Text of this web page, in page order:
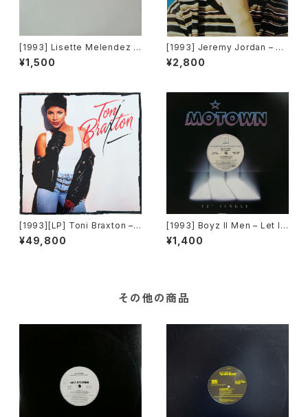
[1993] Lisette Melendez –
Will You Ever Save Me [Ch
aos Recordings][PROMO]
¥1,500
[1993] Jeremy Jordan – W
annagirl [Giant Records]
¥2,800
[1993][LP] Toni Braxton –
Toni Braxton [LaFace Reco
rds]
¥49,800
[1993] Boyz II Men – Let It
Snow [Motown][PROMO]
¥1,400
その他の商品